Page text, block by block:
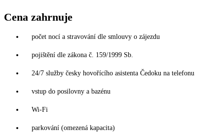
Cena zahrnuje
počet nocí a stravování dle smlouvy o zájezdu
pojištění dle zákona č. 159/1999 Sb.
24/7 služby česky hovořícího asistenta Čedoku na telefonu
vstup do posilovny a bazénu
Wi-Fi
parkování (omezená kapacita)